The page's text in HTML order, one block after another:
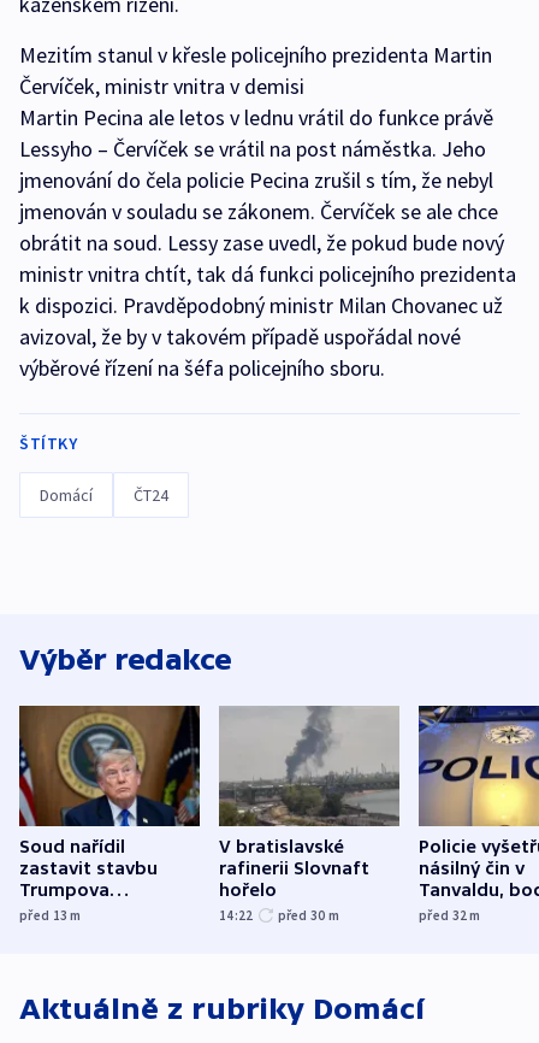
Mezitím stanul v křesle policejního prezidenta Martin
Červíček, ministr vnitra v demisi
Martin Pecina ale letos v lednu vrátil do funkce právě
Lessyho – Červíček se vrátil na post náměstka. Jeho
jmenování do čela policie Pecina zrušil s tím, že nebyl
jmenován v souladu se zákonem. Červíček se ale chce
obrátit na soud. Lessy zase uvedl, že pokud bude nový
ministr vnitra chtít, tak dá funkci policejního prezidenta
k dispozici. Pravděpodobný ministr Milan Chovanec už
avizoval, že by v takovém případě uspořádal nové
výběrové řízení na šéfa policejního sboru.
ŠTÍTKY
Domácí ČT24
Výběr redakce
Soud nařídil
zastavit stavbu
Trumpova
tanečního sálu
před 13m
V bratislavské
rafinerii Slovnaft
hořelo
14:22 před 30 m
Policie
násilný čin v
Tanvaldu,
zranění při
před 32m
Aktuálně z rubriky Domácí